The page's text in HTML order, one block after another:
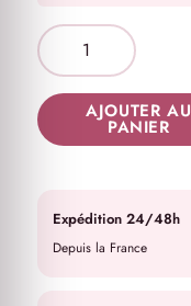
AJOUTER AU
PANIER
Expédition 24/48h
Depuis la France